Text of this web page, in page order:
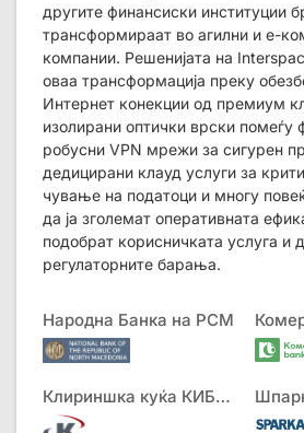
другите финансиски институции
трансформираат во агилни и е-
компании. Решенијата на
оваа трансформација преку
Интернет конекции од премиум
изолирани оптички врски помеѓу
робусни VPN мрежи за сигурен
дедицирани клауд услуги за
чување на податоци и многу
да ја зголемат оперативната
подобрат корисничката услуга и
регулаторните барања.
Народна Банка на РСМ
Клириншка куќа КИБС АД